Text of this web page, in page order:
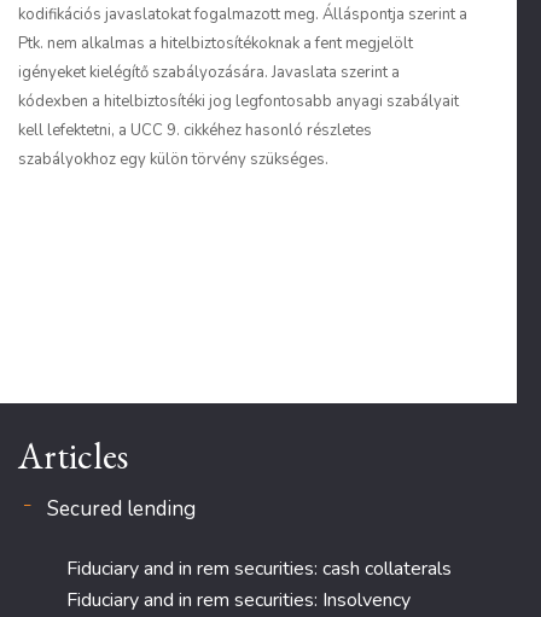
kodifikációs javaslatokat fogalmazott meg. Álláspontja szerint a
Ptk. nem alkalmas a hitelbiztosítékoknak a fent megjelölt
igényeket kielégítő szabályozására. Javaslata szerint a
kódexben a hitelbiztosítéki jog legfontosabb anyagi szabályait
kell lefektetni, a UCC 9. cikkéhez hasonló részletes
szabályokhoz egy külön törvény szükséges.
Articles
Secured lending
Fiduciary and in rem securities: cash collaterals
Fiduciary and in rem securities: Insolvency